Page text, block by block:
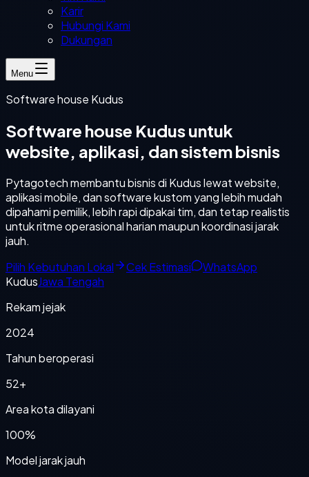
Karir
Hubungi Kami
Dukungan
Menu
Software house Kudus
Software house Kudus untuk
website, aplikasi, dan sistem bisnis
Pytagotech membantu bisnis di Kudus lewat website,
aplikasi mobile, dan software kustom yang lebih mudah
dipahami pemilik, lebih rapi dipakai tim, dan tetap realistis
untuk ritme operasional harian maupun koordinasi jarak
jauh.
Pilih Kebutuhan Lokal
Cek Estimasi
WhatsApp
KudusJawa Tengah
Rekam jejak
2024
Tahun beroperasi
52+
Area kota dilayani
100%
Model jarak jauh